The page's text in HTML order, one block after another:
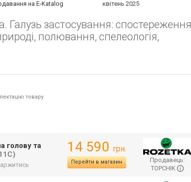
на E-Katalog
квітень 2025
Галузь застосування: спостереження
полювання, спелеологія,
товару
голову та
14 590 грн.
Перейти в магазин
Продавець:
TOPCHIK